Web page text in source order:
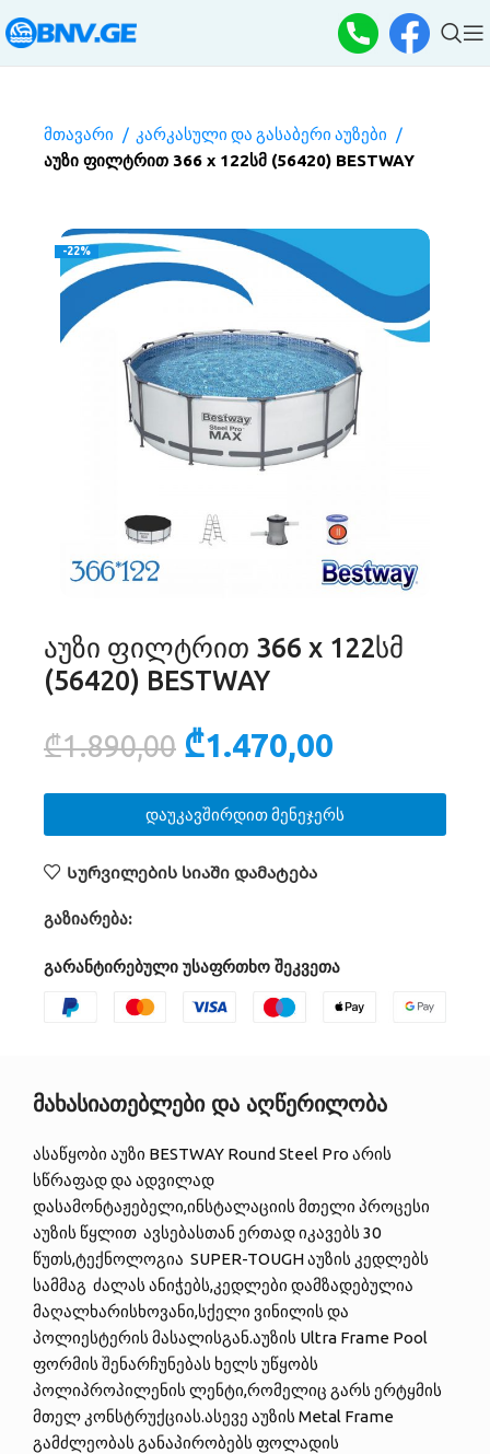
მთავარი
კარკასული და გასაბერი აუზები
აუზი ფილტრით 366 x 122სმ (56420) BESTWAY
-22%
აუზი ფილტრით 366 x 122სმ
(56420) BESTWAY
₾1.890,00 ₾1.470,00
დაუკავშირდით მენეჯერს
Სურვილების სიაში დამატება
გაზიარება:
გარანტირებული უსაფრთხო შეკვეთა
მახასიათებლები და აღწერილობა
ასაწყობი აუზი BESTWAY Round Steel Pro არის
სწრაფად და ადვილად
დასამონტაჟებელი,ინსტალაციის მთელი პროცესი
აუზის წყლით ავსებასთან ერთად იკავებს 30
წუთს,ტექნოლოგია SUPER-TOUGH აუზის კედლებს
სამმაგ ძალას ანიჭებს,კედლები დამზადებულია
მაღალხარისხოვანი,სქელი ვინილის და
პოლიესტერის მასალისგან.აუზის Ultra Frame Pool
ფორმის შენარჩუნებას ხელს უწყობს
პოლიპროპილენის ლენტი,რომელიც გარს ერტყმის
მთელ კონსტრუქციას.ასევე აუზის Metal Frame
გამძლეობას განაპირობებს ფოლადის